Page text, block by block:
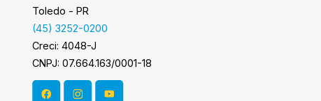
Toledo - PR
(45) 3252-0200
Creci: 4048-J
CNPJ: 07.664.163/0001-18